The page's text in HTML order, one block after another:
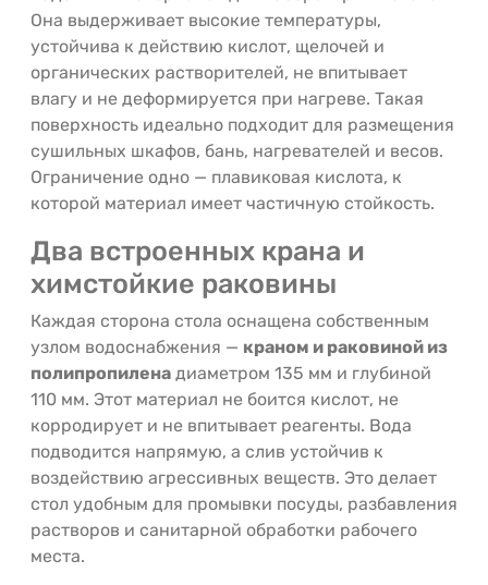
Она выдерживает высокие температуры,
устойчива к действию кислот, щелочей и
органических растворителей, не впитывает
влагу и не деформируется при нагреве. Такая
поверхность идеально подходит для размещения
сушильных шкафов, бань, нагревателей и весов.
Ограничение одно — плавиковая кислота, к
которой материал имеет частичную стойкость.
Два встроенных крана и
химстойкие раковины
Каждая сторона стола оснащена собственным
узлом водоснабжения — краном и раковиной из
полипропилена диаметром 135 мм и глубиной
110 мм. Этот материал не боится кислот, не
корродирует и не впитывает реагенты. Вода
подводится напрямую, а слив устойчив к
воздействию агрессивных веществ. Это делает
стол удобным для промывки посуды, разбавления
растворов и санитарной обработки рабочего
места.